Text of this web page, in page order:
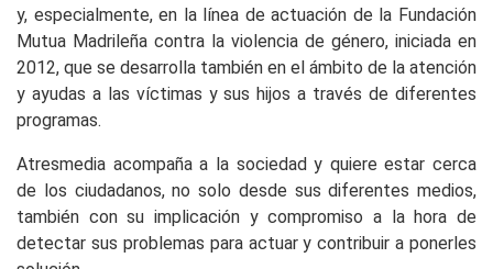
y, especialmente, en la línea de actuación de la Fundación
Mutua Madrileña contra la violencia de género, iniciada en
2012, que se desarrolla también en el ámbito de la atención
y ayudas a las víctimas y sus hijos a través de diferentes
programas.
Atresmedia acompaña a la sociedad y quiere estar cerca
de los ciudadanos, no solo desde sus diferentes medios,
también con su implicación y compromiso a la hora de
detectar sus problemas para actuar y contribuir a ponerles